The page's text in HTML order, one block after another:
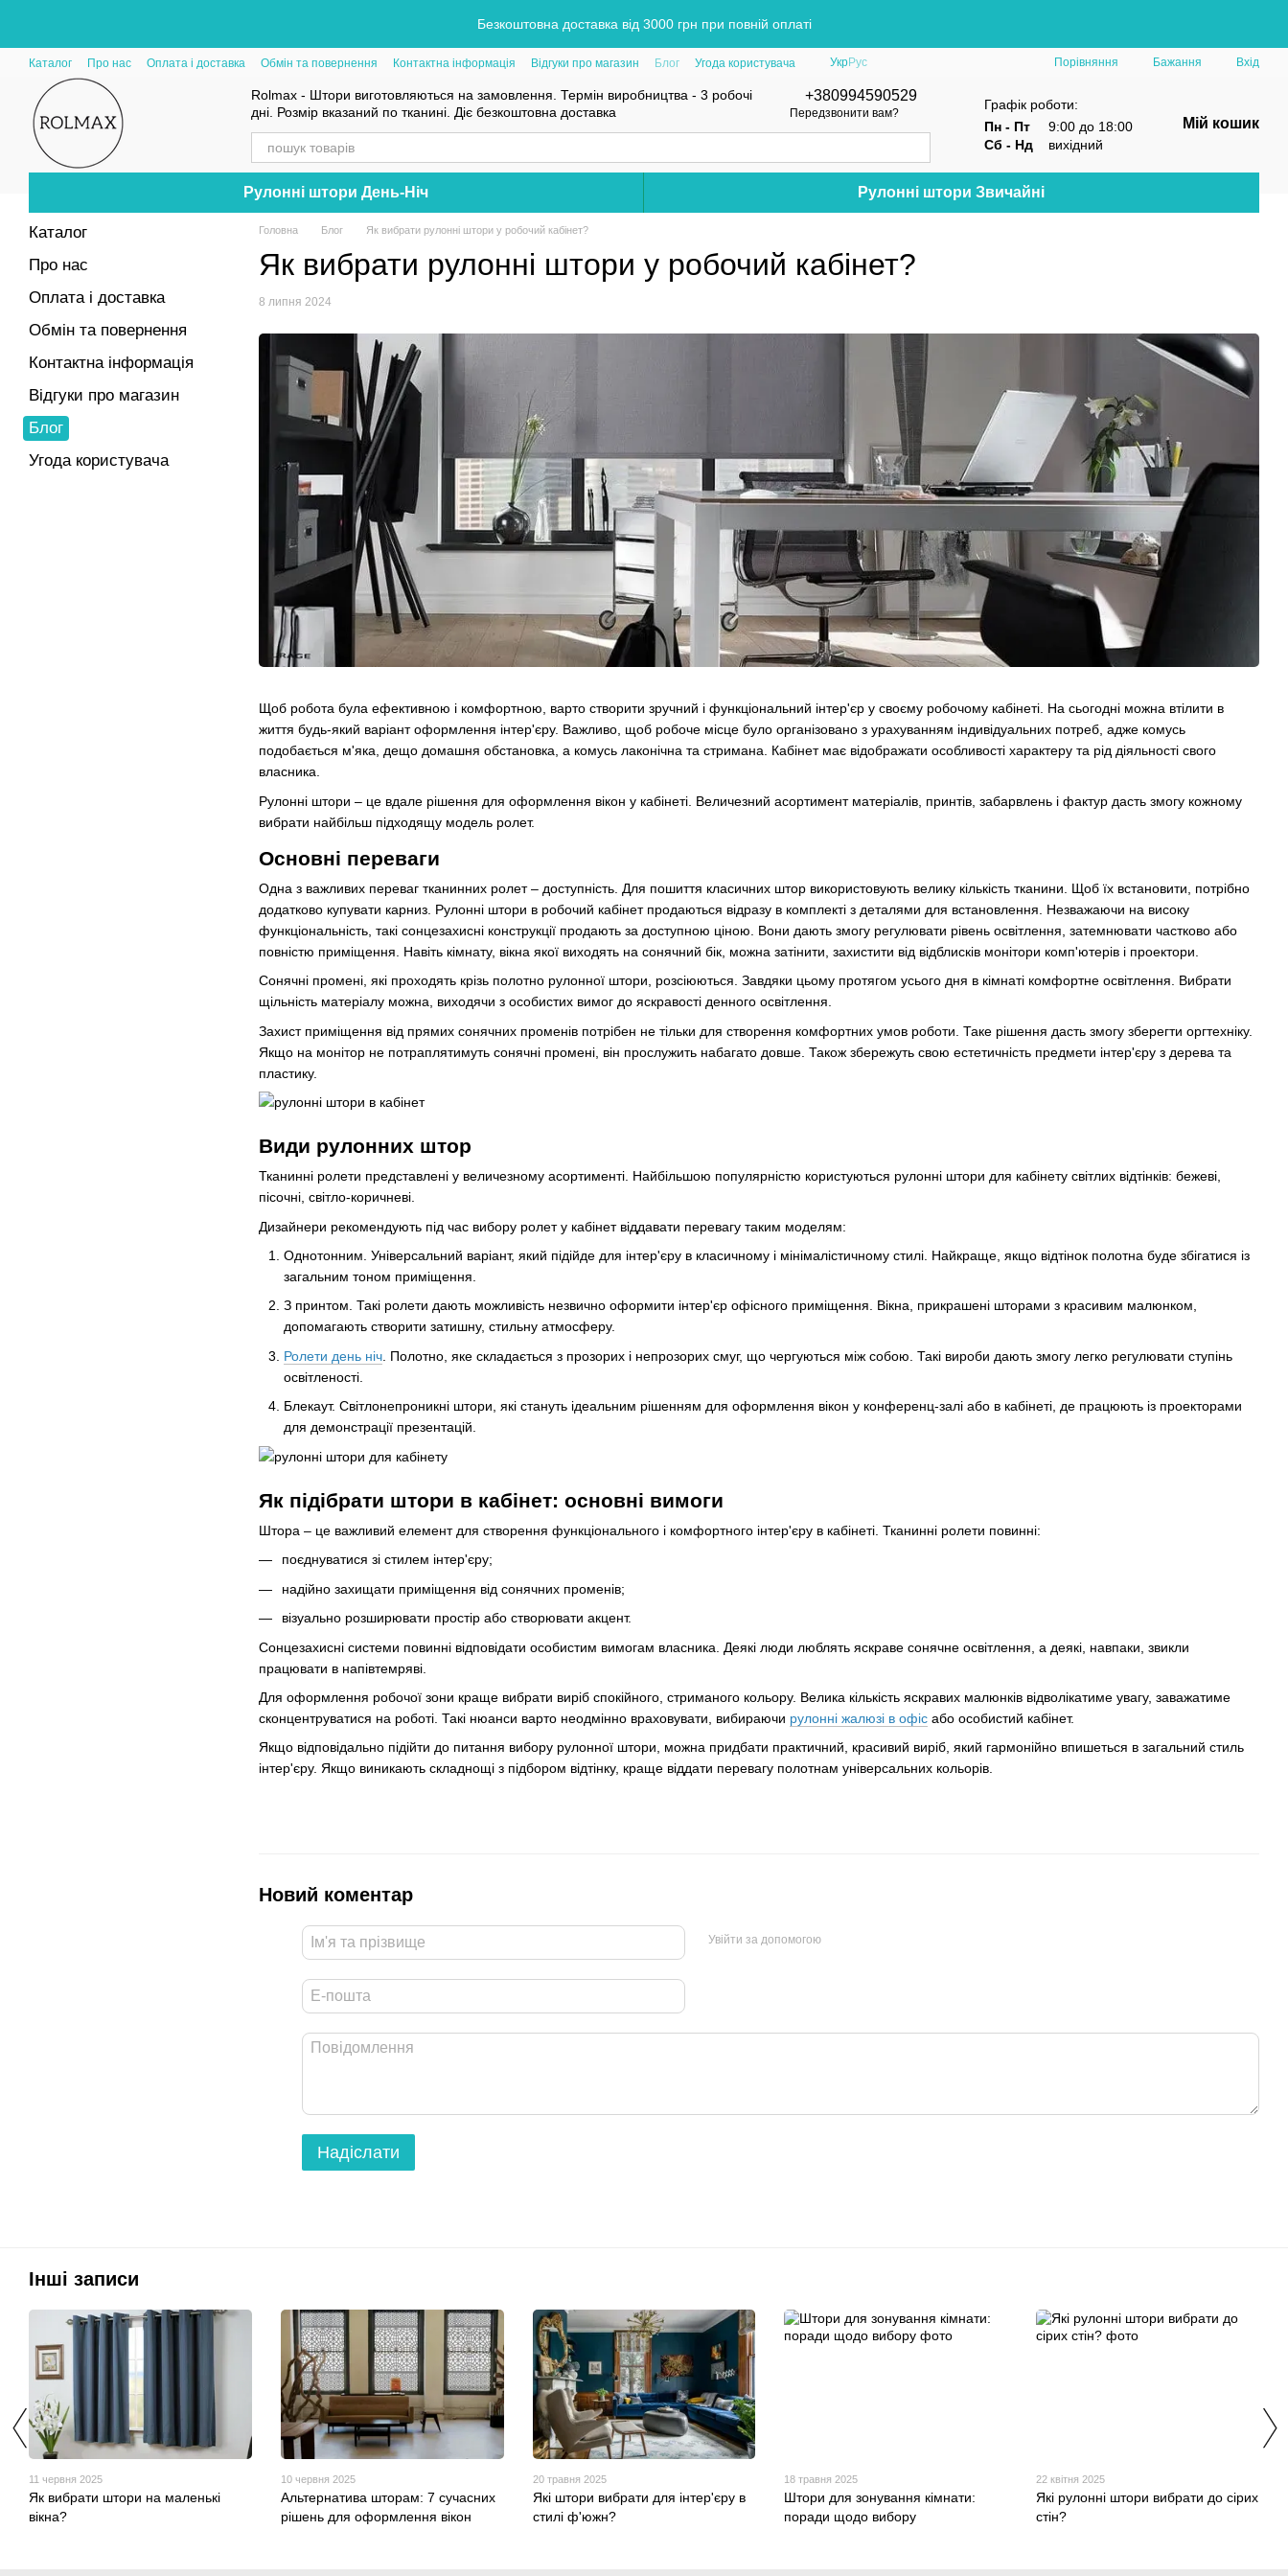
Безкоштовна доставка від 3000 грн при повній оплаті
Каталог Про нас Оплата і доставка Обмін та повернення Контактна інформація Відгуки про магазин Блог Угода користувача УкрРус Порівняння Бажання Вхід
Rolmax - Штори виготовляються на замовлення. Термін виробництва - 3 робочі
дні. Розмір вказаний по тканині. Діє безкоштовна доставка
+380994590529
Передзвонити вам?
Графік роботи:
Пн - Пт
9:00 до 18:00
Сб - Нд
вихідний
Мій кошик
Рулонні штори День-Ніч Рулонні штори Звичайні
Головна Блог Як вибрати рулонні штори у робочий кабінет?
Як вибрати рулонні штори у робочий кабінет?
8 липня 2024
Щоб робота була ефективною і комфортною, варто створити зручний і функціональний інтер'єр у своєму робочому кабінеті. На сьогодні можна втілити в
життя будь-який варіант оформлення інтер'єру. Важливо, щоб робоче місце було організовано з урахуванням індивідуальних потреб, адже комусь
подобається м'яка, дещо домашня обстановка, а комусь лаконічна та стримана. Кабінет має відображати особливості характеру та рід діяльності свого
власника.
Рулонні штори – це вдале рішення для оформлення вікон у кабінеті. Величезний асортимент матеріалів, принтів, забарвлень і фактур дасть змогу кожному
вибрати найбільш підходящу модель ролет.
Основні переваги
Одна з важливих переваг тканинних ролет – доступність. Для пошиття класичних штор використовують велику кількість тканини. Щоб їх встановити, потрібно
додатково купувати карниз. Рулонні штори в робочий кабінет продаються відразу в комплекті з деталями для встановлення. Незважаючи на високу
функціональність, такі сонцезахисні конструкції продають за доступною ціною. Вони дають змогу регулювати рівень освітлення, затемнювати частково або
повністю приміщення. Навіть кімнату, вікна якої виходять на сонячний бік, можна затінити, захистити від відблисків монітори комп'ютерів і проектори.
Сонячні промені, які проходять крізь полотно рулонної штори, розсіюються. Завдяки цьому протягом усього дня в кімнаті комфортне освітлення. Вибрати
щільність матеріалу можна, виходячи з особистих вимог до яскравості денного освітлення.
Захист приміщення від прямих сонячних променів потрібен не тільки для створення комфортних умов роботи. Таке рішення дасть змогу зберегти оргтехніку.
Якщо на монітор не потраплятимуть сонячні промені, він прослужить набагато довше. Також збережуть свою естетичність предмети інтер'єру з дерева та
пластику.
Види рулонних штор
Тканинні ролети представлені у величезному асортименті. Найбільшою популярністю користуються рулонні штори для кабінету світлих відтінків: бежеві,
пісочні, світло-коричневі.
Дизайнери рекомендують під час вибору ролет у кабінет віддавати перевагу таким моделям:
Однотонним. Універсальний варіант, який підійде для інтер'єру в класичному і мінімалістичному стилі. Найкраще, якщо відтінок полотна буде збігатися із
загальним тоном приміщення.
З принтом. Такі ролети дають можливість незвично оформити інтер'єр офісного приміщення. Вікна, прикрашені шторами з красивим малюнком,
допомагають створити затишну, стильну атмосферу.
Ролети день ніч . Полотно, яке складається з прозорих і непрозорих смуг, що чергуються між собою. Такі вироби дають змогу легко регулювати ступінь
освітленості.
Блекаут. Світлонепроникні штори, які стануть ідеальним рішенням для оформлення вікон у конференц-залі або в кабінеті, де працюють із проекторами
для демонстрації презентацій.
Як підібрати штори в кабінет: основні вимоги
Штора – це важливий елемент для створення функціонального і комфортного інтер'єру в кабінеті. Тканинні ролети повинні:
поєднуватися зі стилем інтер'єру;
надійно захищати приміщення від сонячних променів;
візуально розширювати простір або створювати акцент.
Сонцезахисні системи повинні відповідати особистим вимогам власника. Деякі люди люблять яскраве сонячне освітлення, а деякі, навпаки, звикли
працювати в напівтемряві.
Для оформлення робочої зони краще вибрати виріб спокійного, стриманого кольору. Велика кількість яскравих малюнків відволікатиме увагу, заважатиме
сконцентруватися на роботі. Такі нюанси варто неодмінно враховувати, вибираючи рулонні жалюзі в офіс або особистий кабінет.
Якщо відповідально підійти до питання вибору рулонної штори, можна придбати практичний, красивий виріб, який гармонійно впишеться в загальний стиль
інтер'єру. Якщо виникають складнощі з підбором відтінку, краще віддати перевагу полотнам універсальних кольорів.
Новий коментар
Увійти за допомогою
Надіслати
Каталог
Про нас
Оплата і доставка
Обмін та повернення
Контактна інформація
Відгуки про магазин
Блог
Угода користувача
Інші записи
11 червня 2025
Як вибрати штори на маленькі
вікна?
10 червня 2025
Альтернатива шторам: 7 сучасних
рішень для оформлення вікон
20 травня 2025
Які штори вибрати для інтер'єру в
стилі ф'южн?
18 травня 2025
Штори для зонування кімнати:
поради щодо вибору
22 квітня 2025
Які рулонні штори вибрати до сірих
стін?